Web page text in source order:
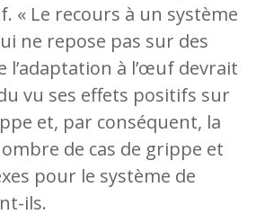
« Le recours à un système
ne repose pas sur des
à l’œuf devrait
vu ses effets positifs sur
et, par conséquent, la
de cas de grippe et
pour le système de
ils.